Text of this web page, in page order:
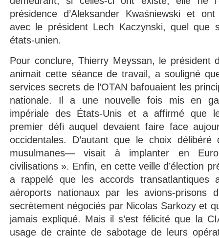
présidence d’Aleksander Kwaśniewski et
avec le président Lech Kaczynski, quel que
états-unien.
Pour conclure, Thierry Meyssan, le président
animait cette séance de travail, a souligné
services secrets de l’OTAN bafouaient les
nationale. Il a une nouvelle fois mis en
impériale des États-Unis et a affirmé que
premier défi auquel devaient faire face
occidentales. D’autant que le choix
musulmanes— visait à implanter en
civilisations ». Enfin, en cette veille d’élection
a rappelé que les accords transatlantiques
aéroports nationaux par les avions-prisons
secrètement négociés par Nicolas Sarkozy et
jamais expliqué. Mais il s’est félicité que la
usage de crainte de sabotage de leurs